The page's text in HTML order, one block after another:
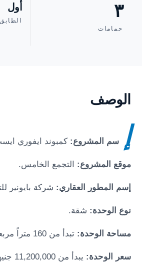
٣
حمامات
أول
الطابق
الوصف
إ سم المشروع:كمبوند ايفوري
موقع المشروع: التجمع الخامس.
إسم المطور العقاري: شركة بايونير
نوع الوحدة: شقة.
مساحة الوحدة:تبدأ من 160 متراً مربعاً.
سعر الوحدة: يبدأ من 11,200,000 جنيهاً مصرياً.